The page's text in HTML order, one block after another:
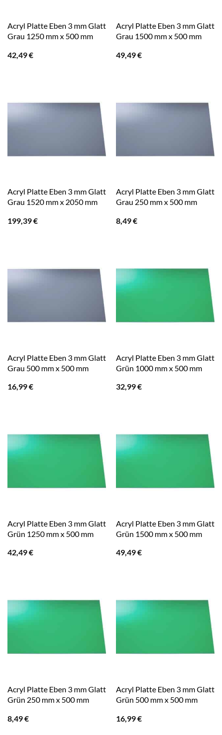
Acryl Platte Eben 3 mm Glatt
Grau 1250 mm x 500 mm
42,49€
Acryl Platte Eben 3 mm Glatt
Grau 1500 mm x 500 mm
49,49€
Acryl Platte Eben 3 mm Glatt
Grau 1520 mm x 2050 mm
199,39€
Acryl Platte Eben 3 mm Glatt
Grau 250 mm x 500 mm
8,49€
Acryl Platte Eben 3 mm Glatt
Grau 500 mm x 500 mm
16,99€
Acryl Platte Eben 3 mm Glatt
Grün 1000 mm x 500 mm
32,99€
Acryl Platte Eben 3 mm Glatt
Grün 1250 mm x 500 mm
42,49€
Acryl Platte Eben 3 mm Glatt
Grün 1500 mm x 500 mm
49,49€
Acryl Platte Eben 3 mm Glatt
Grün 250 mm x 500 mm
8,49€
Acryl Platte Eben 3 mm Glatt
Grün 500 mm x 500 mm
16,99€